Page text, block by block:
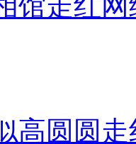
高圆圆走